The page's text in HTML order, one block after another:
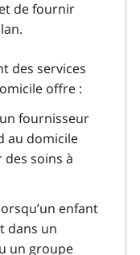
de fournir
des services
offre :
fournisseur
au domicile
soins à
enfant
dans un
un groupe